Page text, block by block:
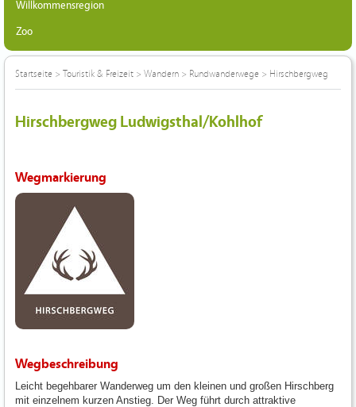
Willkommensregion
Zoo
Startseite > Touristik & Freizeit > Wandern > Rundwanderwege > Hirschbergweg
Hirschbergweg Ludwigsthal/Kohlhof
Wegmarkierung
Wegbeschreibung
Leicht begehbarer Wanderweg um den kleinen und großen Hirschberg
mit einzelnem kurzen Anstieg. Der Weg führt durch attraktive